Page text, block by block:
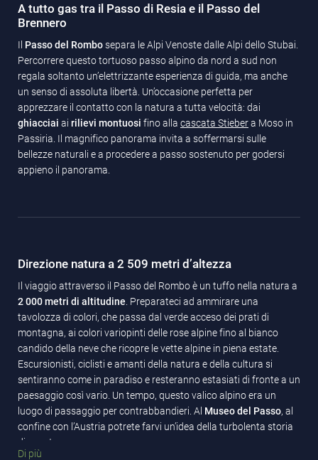
A tutto gas tra il Passo di Resia e il Passo del
Brennero
Il Passo del Rombosepara le Alpi Venoste dalle Alpi dello Stubai.
Percorrere questo tortuoso passo alpino da nord a sud non
regala soltanto un’elettrizzante esperienza di guida, ma anche
un senso di assoluta libertà. Un’occasione perfetta per
apprezzare il contatto con la natura a tutta velocità: dai
ghiacciai ai rilievi montuosi fino alla cascata Stiebera Moso in
Passiria. Il magnifico panorama invita a soffermarsi sulle
bellezze naturali e a procedere a passo sostenuto per godersi
appieno il panorama.
Direzione natura a 2 509 metri d’altezza
Il viaggio attraverso il Passo del Rombo è un tuffo nella natura a
2 000 metri di altitudine . Preparateci ad ammirare una
tavolozza di colori, che passa dal verde acceso dei prati di
montagna, ai colori variopinti delle rose alpine fino al bianco
candido della neve che ricopre le vette alpine in piena estate.
Escursionisti, ciclisti e amanti della natura e della cultura si
sentiranno come in paradiso e resteranno estasiati di fronte a un
paesaggio così vario. Un tempo, questo valico alpino era un
luogo di passaggio per contrabbandieri. Al Museo del Passo, al
confine con l’Austria potrete farvi un’idea della turbolenta storia
di questa zona.
Di più